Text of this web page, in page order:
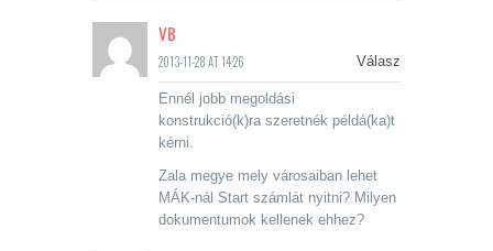
VB
2013-11-28 AT 14:26 Válasz
Ennél jobb megoldási
konstrukció(k)ra szeretnék példá(ka)t
kérni.
Zala megye mely városaiban lehet
MÁK-nál Start számlát nyitni? Milyen
dokumentumok kellenek ehhez?